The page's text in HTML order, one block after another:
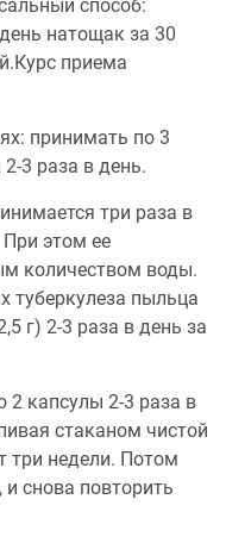
способ:
натощак за 30
приема
принимать по 3
3 раза в день.
три раза в
этом ее
количеством воды.
туберкулеза пыльца
г) 2-3 раза в день за
2 капсулы 2-3 раза в
стаканом чистой
три недели. Потом
снова повторить